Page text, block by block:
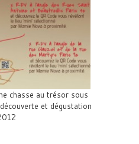
chasse au trésor sous
et dégustation